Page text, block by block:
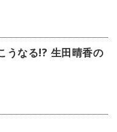
うなる!? 生田晴香の